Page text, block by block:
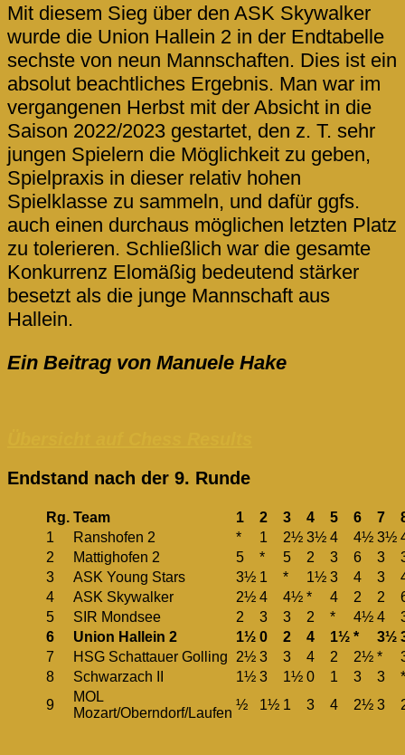
Mit diesem Sieg über den ASK Skywalker
wurde die Union Hallein 2 in der Endtabelle
sechste von neun Mannschaften. Dies ist ein
absolut beachtliches Ergebnis. Man war im
vergangenen Herbst mit der Absicht in die
Saison 2022/2023 gestartet, den z. T. sehr
jungen Spielern die Möglichkeit zu geben,
Spielpraxis in dieser relativ hohen
Spielklasse zu sammeln, und dafür ggfs.
auch einen durchaus möglichen letzten Platz
zu tolerieren. Schließlich war die gesamte
Konkurrenz Elomäßig bedeutend stärker
besetzt als die junge Mannschaft aus
Hallein.
Ein Beitrag von Manuele Hake
Endstand nach der 9. Runde
Rg. Team 1 2 3 4 5 6 7
1
Ranshofen 2 * 1 2½ 3½ 4 4½ 3½
2
Mattighofen 2 5 * 5 2 3 6 3
3
ASK Young Stars 3½ 1 * 1½ 3 4 3
4
ASK Skywalker 2½ 4 4½ * 4 2 2
5
SIR Mondsee 2 3 3 2 * 4½ 4
6
Union Hallein 2 1½ 0 2 4 1½ * 3½
7
HSG Schattauer Golling 2½ 3 3 4 2 2½ *
8
Schwarzach II 1½ 3 1½ 0 1 3 3
*
9
MOL
Mozart/Oberndorf/Laufen
½ 1½ 1 3 4 2½ 3